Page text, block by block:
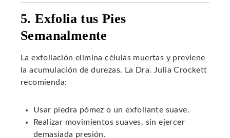
5. Exfolia tus Pies
Semanalmente
La exfoliación elimina células muertas y previene
la acumulación de durezas. La Dra. Julia Crockett
recomienda:
Usar piedra pómez o un exfoliante suave.
Realizar movimientos suaves, sin ejercer
demasiada presión.